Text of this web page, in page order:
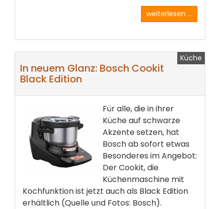
weiterlesen ...
Küche
In neuem Glanz: Bosch Cookit
Black Edition
Für alle, die in ihrer
Küche auf schwarze
Akzente setzen, hat
Bosch ab sofort etwas
Besonderes im Angebot:
Der Cookit, die
Küchenmaschine mit
Kochfunktion ist jetzt auch als Black Edition
erhältlich (Quelle und Fotos: Bosch).